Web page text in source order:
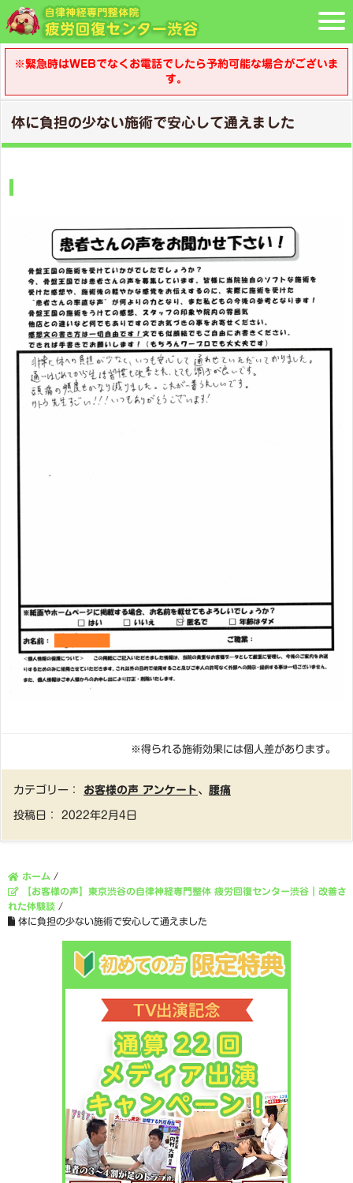
※緊急時はWEBでなくお電話でしたら予約可能な場合がございま
す。
体に負担の少ない施術で安心して通えました
※得られる施術効果には個人差があります。
カテゴリー： お客様の声 アンケート 、 腰痛
投稿日： 2022年2月4日
ホーム /
【お客様の声】東京渋谷の自律神経専門整体 疲労回復センター渋谷｜改善さ
れた体験談 /
体に負担の少ない施術で安心して通えました